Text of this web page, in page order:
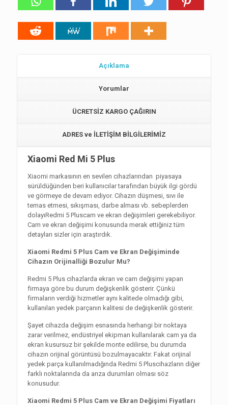
Açıklama
Yorumlar
ÜCRETSİZ KARGO ÇAĞIRIN
ADRES ve İLETİŞİM BİLGİLERİMİZ
Xiaomi Red Mi 5 Plus
Xiaomi markasının en sevilen cihazlarından piyasaya
sürüldüğünden beri kullanıcılar tarafından büyük ilgi gördü
ve görmeye de devam ediyor. Cihazın düşmesi, sıvı ile
temas etmesi, sıkışması, darbe alması vb. sebeplerden
dolayıRedmi 5 Pluscam ve ekran değişimleri gerekebiliyor.
Cam ve ekran değişimi konusunda merak ettiğiniz tüm
detayları sizler için araştırdık.
Xiaomi Redmi 5 Plus Cam ve Ekran Değişiminde
Cihazın Orijinalliği Bozulur Mu?
Redmi 5 Plus cihazlarda ekran ve cam değişimi yapan
firmaya göre bu durum değişkenlik gösterir. Çünkü
firmaların verdiği hizmetler aynı kalitede olmadığı gibi,
kullanılan yedek parçanın kalitesi de değişkenlik gösterir.
Şayet cihazda değişim esnasında herhangi bir noktaya
zarar verilmez, endüstriyel ekipman kullanılarak cam ya da
ekran kusursuz bir şekilde monte edilirse, bu durumda
cihazın orijinal görüntüsü bozulmayacaktır. Fakat orijinal
yedek parça kullanılmadığında Redmi 5 Pluscihazların diğer
farklı noktalarında da arıza durumları olması söz
konusudur.
Xiaomi Redmi 5 Plus Cam ve Ekran Değişimi Fiyatları